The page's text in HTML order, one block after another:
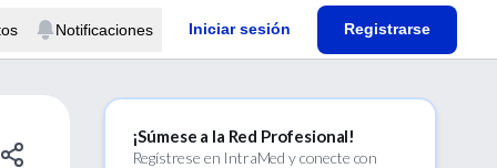
Notificaciones Iniciar sesión Registrarse
¡Súmese a la Red Profesional!
Regístrese en IntraMed y conecte con